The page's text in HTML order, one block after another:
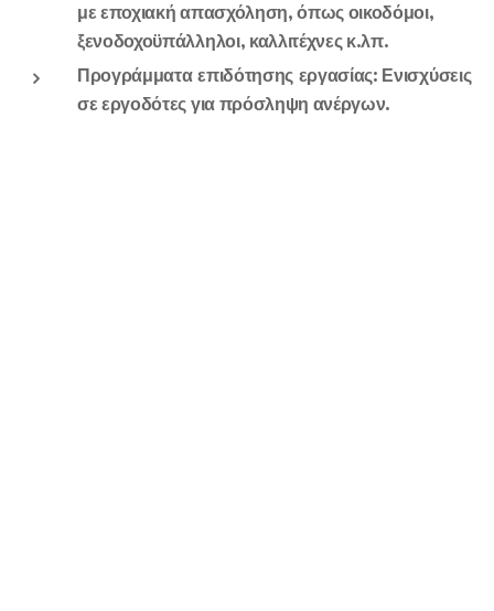
με εποχιακή απασχόληση, όπως οικοδόμοι,
ξενοδοχοϋπάλληλοι, καλλιτέχνες κ.λπ.
Προγράμματα επιδότησης εργασίας: Ενισχύσεις
σε εργοδότες για πρόσληψη ανέργων.